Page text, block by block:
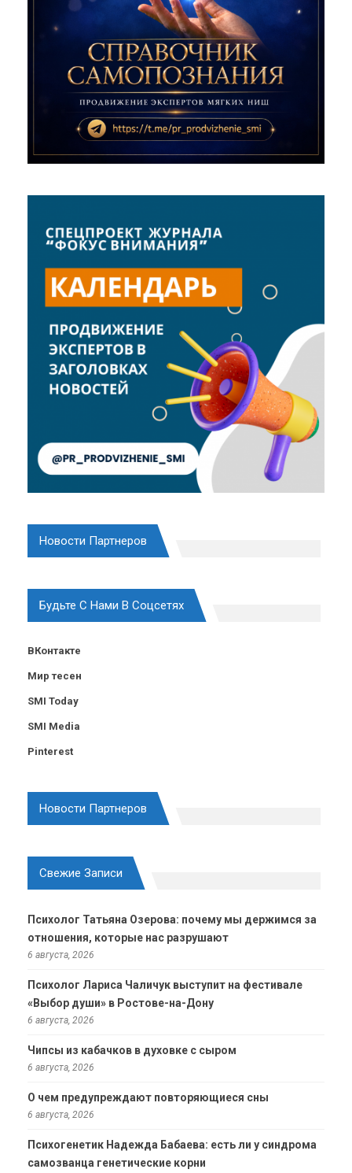
Новости Партнеров
Будьте С Нами В Соцсетях
ВКонтакте
Мир тесен
SMI Today
SMI Media
Pinterest
Новости Партнеров
Свежие Записи
Психолог Татьяна Озерова: почему мы держимся за
отношения, которые нас разрушают
6 августа, 2026
Психолог Лариса Чаличук выступит на фестивале
«Выбор души» в Ростове-на-Дону
6 августа, 2026
Чипсы из кабачков в духовке с сыром
6 августа, 2026
О чем предупреждают повторяющиеся сны
6 августа, 2026
Психогенетик Надежда Бабаева: есть ли у синдрома
самозванца генетические корни